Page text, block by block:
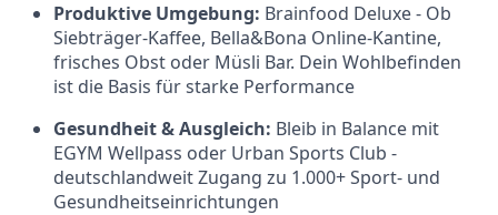
Produktive Umgebung: Brainfood Deluxe - Ob
Siebträger-Kaffee, Bella&Bona Online-Kantine,
frisches Obst oder Müsli Bar. Dein Wohlbefinden
ist die Basis für starke Performance
Gesundheit & Ausgleich: Bleib in Balance mit
EGYM Wellpass oder Urban Sports Club -
deutschlandweit Zugang zu 1.000+ Sport- und
Gesundheitseinrichtungen